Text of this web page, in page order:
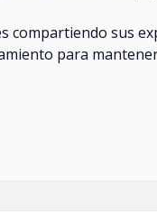
compartiendo sus
para